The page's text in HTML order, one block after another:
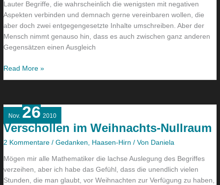
Lauter Begriffe, die wahrscheinlich die wenigsten mit negativen
Aspekten verbinden und demnach gerne vereinbaren wollen, die
aber doch zwei entgegengesetzte Inhalte umschreiben. Aber der
Mensch nimmt genauso hin, dass es auch zwischen ganz anderen
Gegensätzen einen Ausgleich
böse?
Read More »
Nov. 26 2010
Verschollen im Weihnachts-Nullraum
2 Kommentare /Gedanken Haasen-Hirn / Von Daniela
Mögen mir alle Mathematiker die lachse Auslegung des Begriffes
verzeihen, aber ich habe das Gefühl, dass die unendlich vielen
Stunden, die man glaubt, vor Weihnachten zur Verfügung zu haben,
Verschollen
im
Weihnachts-
Nullraum